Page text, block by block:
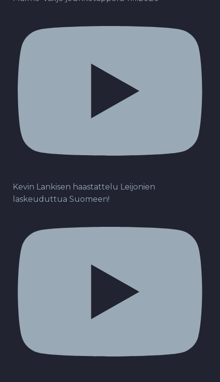
Kevin Lankisen haastattelu Leijonien
laskeuduttua Suomeen!